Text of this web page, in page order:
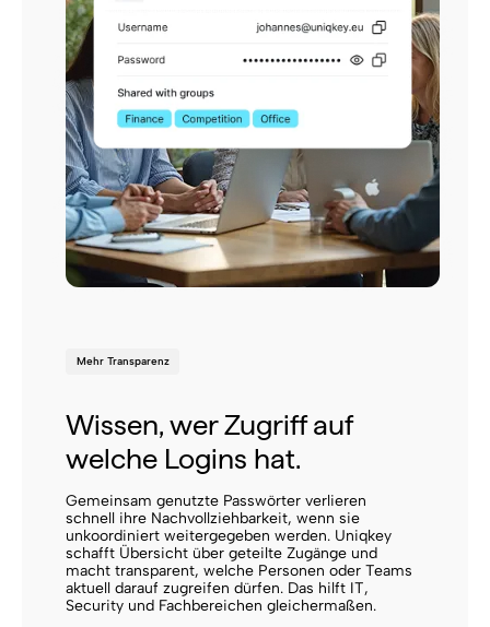
Mehr Transparenz
Wissen, wer Zugriff auf
welche Logins hat.
Gemeinsam genutzte Passwörter verlieren
schnell ihre Nachvollziehbarkeit, wenn sie
unkoordiniert weitergegeben werden. Uniqkey
schafft Übersicht über geteilte Zugänge und
macht transparent, welche Personen oder Teams
aktuell darauf zugreifen dürfen. Das hilft IT,
Security und Fachbereichen gleichermaßen.